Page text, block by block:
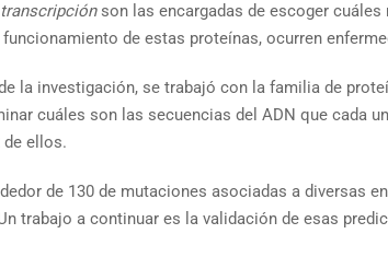
son las encargadas de escoger
de estas proteínas, ocurren
la investigación, se trabajó con la familia de
cuáles son las secuencias del ADN que cada
de ellos.
de 130 de mutaciones asociadas a diversas
trabajo a continuar es la validación de esas